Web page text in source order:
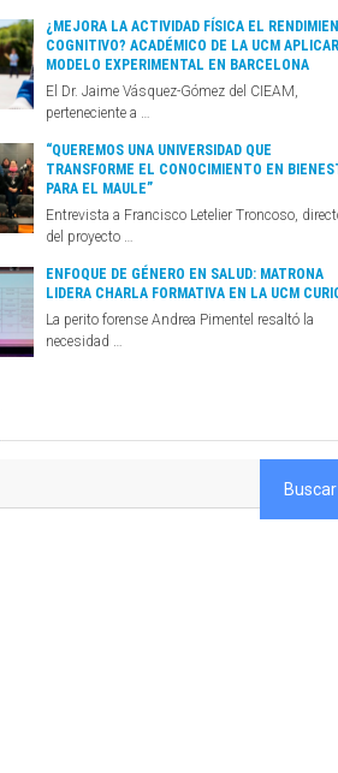
¿MEJORA LA ACTIVIDAD FÍSICA EL
COGNITIVO? ACADÉMICO DE LA UCM
MODELO EXPERIMENTAL EN BARCELONA
El Dr. Jaime Vásquez-Gómez del CIEAM,
perteneciente a …
“QUEREMOS UNA UNIVERSIDAD QUE
TRANSFORME EL CONOCIMIENTO EN
PARA EL MAULE”
Entrevista a Francisco Letelier Troncoso,
del proyecto …
ENFOQUE DE GÉNERO EN SALUD: MATRONA
LIDERA CHARLA FORMATIVA EN LA UCM
La perito forense Andrea Pimentel resaltó la
necesidad …